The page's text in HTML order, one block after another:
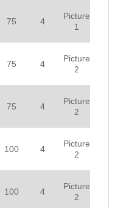
75 4
Picture
1
75 4
Picture
2
75 4
Picture
2
100 4
Picture
2
100 4
Picture
2